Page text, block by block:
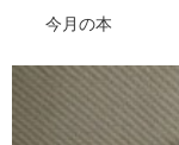
今月の本